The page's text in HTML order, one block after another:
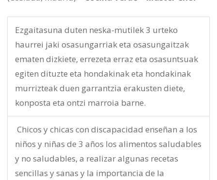
Ezgaitasuna duten neska-mutilek 3 urteko
haurrei jaki osasungarriak eta osasungaitzak
ematen dizkiete, errezeta erraz eta osasuntsuak
egiten dituzte eta hondakinak eta hondakinak
murrizteak duen garrantzia erakusten diete,
konposta eta ontzi marroia barne.
Chicos y chicas con discapacidad enseñan a los
niños y niñas de 3 años los alimentos saludables
y no saludables, a realizar algunas recetas
sencillas y sanas y la importancia de la